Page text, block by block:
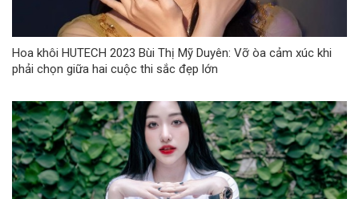
Hoa khôi HUTECH 2023 Bùi Thị Mỹ Duyên: Vỡ òa cảm xúc khi
phải chọn giữa hai cuộc thi sắc đẹp lớn